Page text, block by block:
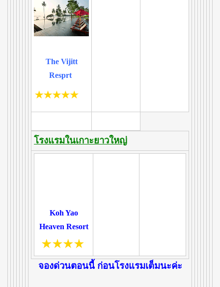
The Vijitt
Resprt
โรงแรมในเกาะยาวใหญ่
Koh Yao
Heaven Resort
จองด่วนตอนนี้ ก่อนโรงแรมเต็มนะค่ะ